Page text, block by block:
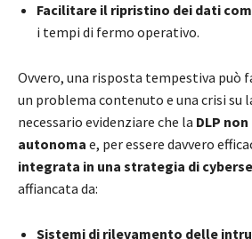
Facilitare il ripristino dei dati
i tempi di fermo operativo.
Ovvero, una risposta tempestiva può
un problema contenuto e una crisi su
necessario evidenziare che la DLP non
autonoma e, per essere davvero
integrata in una strategia di
affiancata da:
Sistemi di rilevamento delle